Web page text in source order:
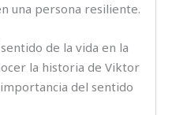
una persona resiliente.
de la vida en la
la historia de Viktor
del sentido